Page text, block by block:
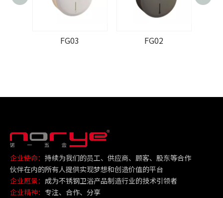
FG03 FG02
企业使命： 持续为我们的员工、供应商、顾客、股东等合作
伙伴在内的所有人提供实现梦想和创造价值的平台
企业愿景： 成为不锈钢卫浴产品制造行业的技术引领者
企业精神： 专注、合作、分享